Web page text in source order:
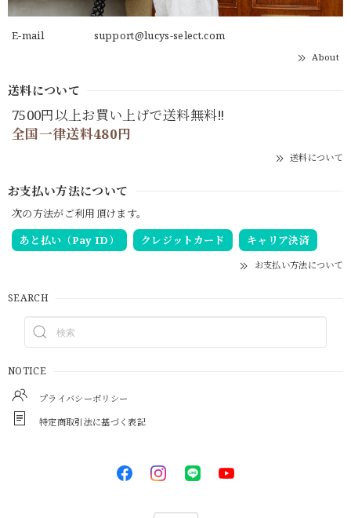
E-mail support@lucys-select.com
About
送料について
7500円以上お買い上げで送料無料‼
全国一律送料480円
送料について
お支払い方法について
次の方法がご利用頂けます。
あと払い（Pay ID）
クレジットカード キャリア決済
お支払い方法について
SEARCH
NOTICE
プライバシーポリシー
特定商取引法に基づく表記